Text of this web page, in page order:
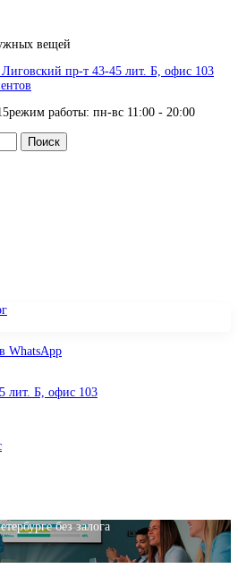
вещей
Лиговский пр-т 43-45 лит. Б, офис 103
режим работы: пн-вс 11:00 - 20:00
WhatsApp
лит. Б, офис 103
без залога